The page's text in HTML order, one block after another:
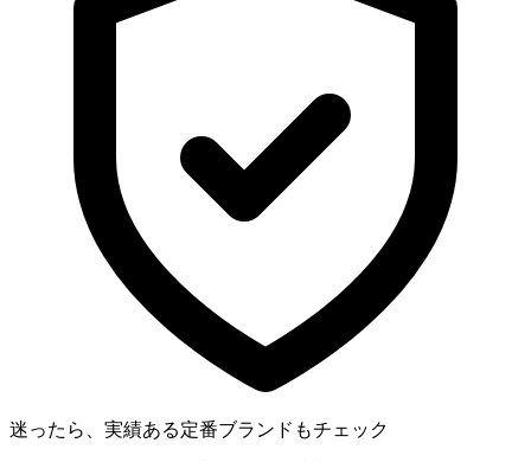
迷ったら、実績ある定番ブランドもチェック